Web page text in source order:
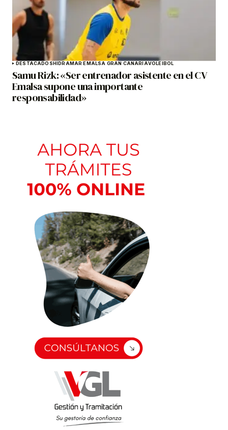
DESTACADOSHIDRAMAR EMALSA GRAN CANARIAVOLEIBOL
Samu Rizk: «Ser entrenador asistente en el CV
Emalsa supone una importante
responsabilidad»